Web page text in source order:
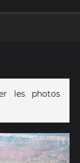
les photos